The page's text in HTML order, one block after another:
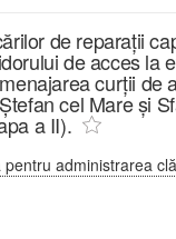
de reparații
de acces la
curții de
cel Mare și
a II).
pentru administrarea